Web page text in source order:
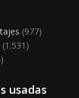
(977)
(1.531)
usadas